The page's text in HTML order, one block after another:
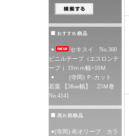
セキスイ No.360
ビニルテープ（エスロンテ
ープ ）19ｍｍ幅×10Ｍ
(寺岡) Ｐ-カット
若葉 【38㎜幅】 25Ｍ巻
No.4141
(寺岡) 布オリーブ カラ